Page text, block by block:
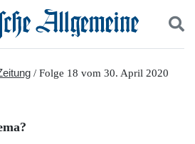
Politik
Panorama
/ Folge 18 vom 30. April 2020